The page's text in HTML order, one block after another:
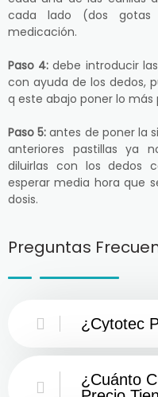
cada lado (dos
medicación.
Paso 4: debe introducir
con ayuda de los dedos,
q este abajo poner lo más
Paso 5: antes de poner la
anteriores pastillas ya
diluirlas con los dedos
esperar media hora que
dosis.
Preguntas
¿Cytotec
¿Cuánto